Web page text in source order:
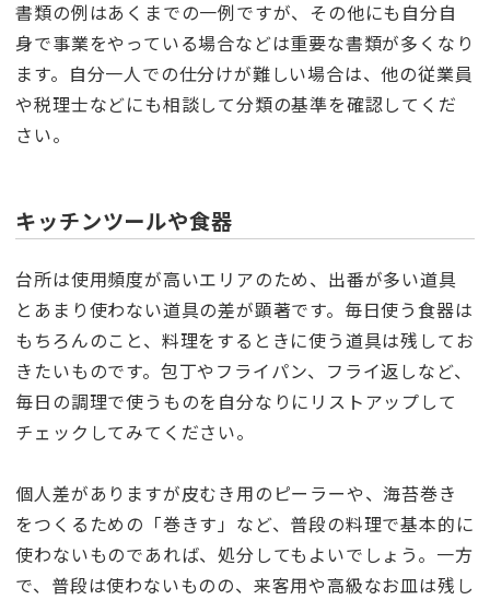
書類の例はあくまでの一例ですが、その他にも自分自
身で事業をやっている場合などは重要な書類が多くなり
ます。自分一人での仕分けが難しい場合は、他の従業員
や税理士などにも相談して分類の基準を確認してくだ
さい。
キッチンツールや食器
台所は使用頻度が高いエリアのため、出番が多い道具
とあまり使わない道具の差が顕著です。毎日使う食器は
もちろんのこと、料理をするときに使う道具は残してお
きたいものです。包丁やフライパン、フライ返しなど、
毎日の調理で使うものを自分なりにリストアップして
チェックしてみてください。
個人差がありますが皮むき用のピーラーや、海苔巻き
をつくるための「巻きす」など、普段の料理で基本的に
使わないものであれば、処分してもよいでしょう。一方
で、普段は使わないものの、来客用や高級なお皿は残し